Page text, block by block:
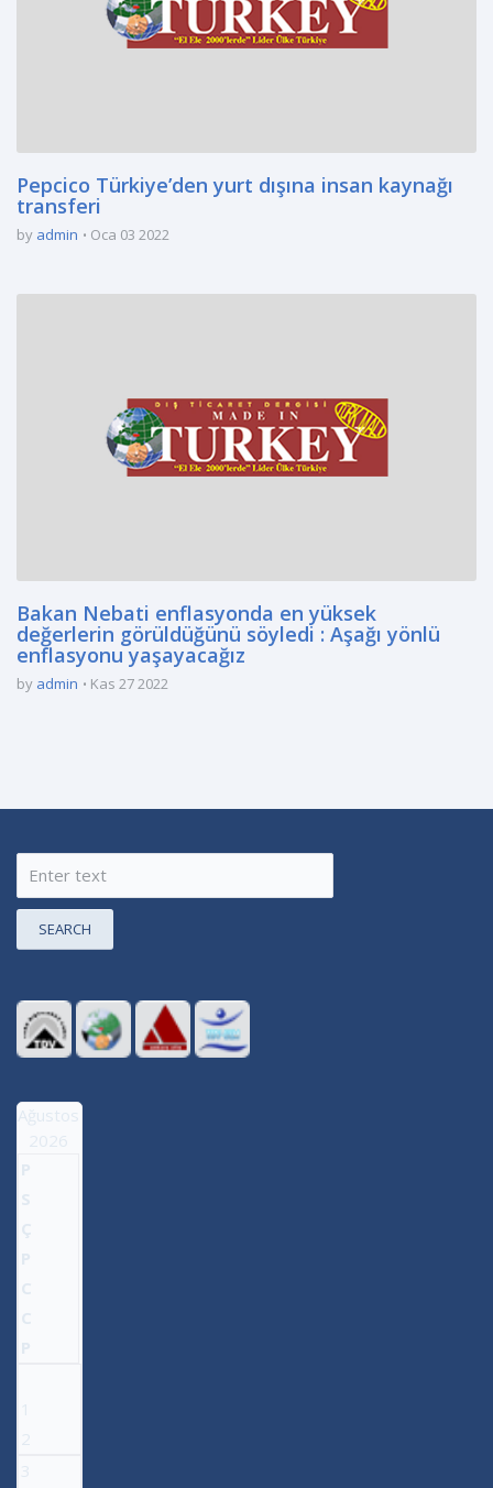
Pepcico Türkiye’den yurt dışına insan kaynağı
transferi
by admin Oca 03 2022
Bakan Nebati enflasyonda en yüksek
değerlerin görüldüğünü söyledi : Aşağı yönlü
enflasyonu yaşayacağız
by admin Kas 27 2022
SEARCH
Ağustos
2026
P
S
Ç
P
C
C
P
1
2
3